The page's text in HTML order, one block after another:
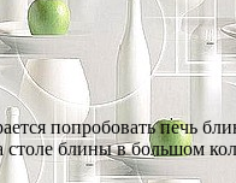
попробовать печь
блины в большом